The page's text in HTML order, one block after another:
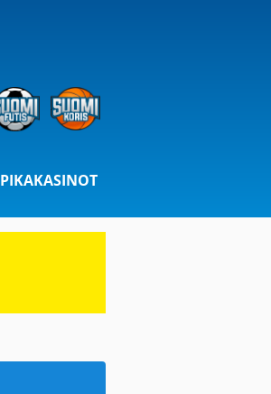
PIKAKASINOT